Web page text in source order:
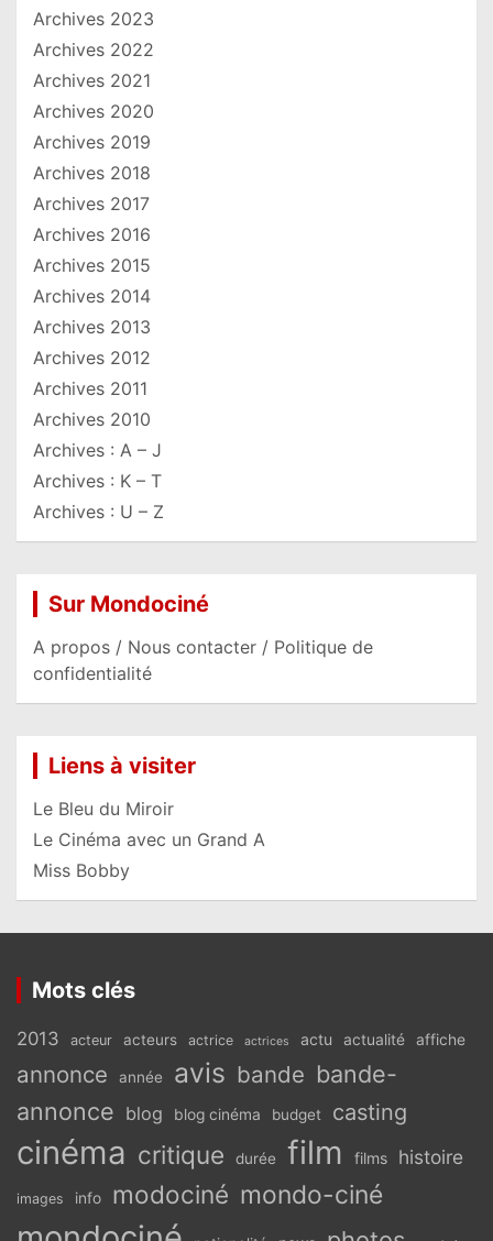
Archives 2023
Archives 2022
Archives 2021
Archives 2020
Archives 2019
Archives 2018
Archives 2017
Archives 2016
Archives 2015
Archives 2014
Archives 2013
Archives 2012
Archives 2011
Archives 2010
Archives : A – J
Archives : K – T
Archives : U – Z
Sur Mondociné
A propos / Nous contacter / Politique de
confidentialité
Liens à visiter
Le Bleu du Miroir
Le Cinéma avec un Grand A
Miss Bobby
Mots clés
2013 acteur acteurs actrice actrices actu actualité affiche
annonce année avis bande bande-
annonce blog blog cinéma budget casting
cinéma critique durée film films histoire
images info modociné mondo-ciné